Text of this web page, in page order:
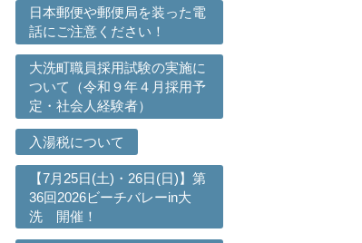
日本郵便や郵便局を装った電
話にご注意ください！
大洗町職員採用試験の実施に
ついて（令和９年４月採用予
定・社会人経験者）
入湯税について
【7月25日(土)・26日(日)】第
36回2026ビーチバレーin大
洗 開催！